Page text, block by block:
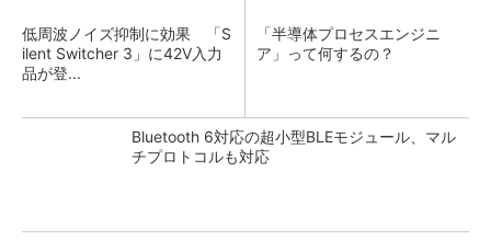
低周波ノイズ抑制に効果 「S
ilent Switcher 3」に42V入力
品が登...
「半導体プロセスエンジニ
ア」って何するの？
Bluetooth 6対応の超小型BLEモジュール、マル
チプロトコルも対応